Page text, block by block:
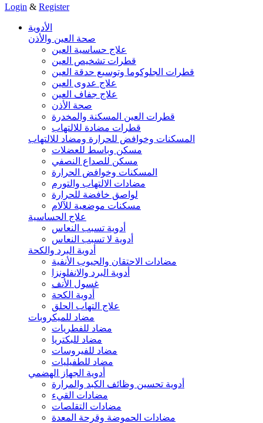
Login & Register
الأدوية
صحة العين والأذن
علاج حساسية العين
قطرات تشخيص العين
قطرات الجلوكوما وتوسيع حدقة العين
علاج عدوى العين
علاج جفاف العين
صحة الأذن
قطرات العين المسكنة والمخدرة
قطرات مضادة للالتهاب
المسكنات وخوافض للحرارة ومضاد للالتهاب
مسكن وباسط للعضلات
مسكن للصداع النصفي
المسكنات وخوافض الحرارة
مضادات الالتهاب والتورم
لواصق خافضة للحرارة
مسكنات موضعية للآلام
علاج الحساسية
أدوية تسبب النعاس
أدوية لا تسبب النعاس
أدوية البرد والكحة
مضادات الاحتقان والجيوب الأنفية
أدوية البرد والانفلونزا
غسول الأنف
أدوية الكحة
علاج التهاب الحلق
مضاد للميكروبات
مضاد للفطريات
مضاد للبكتريا
مضاد للفيروسات
مضاد للطفيليات
أدوية الجهاز الهضمي
أدوية تحسين وظائف الكبد والمرارة
مضادات القيء
مضادات التقلصات
مضادات الحموضة وقرحة المعدة